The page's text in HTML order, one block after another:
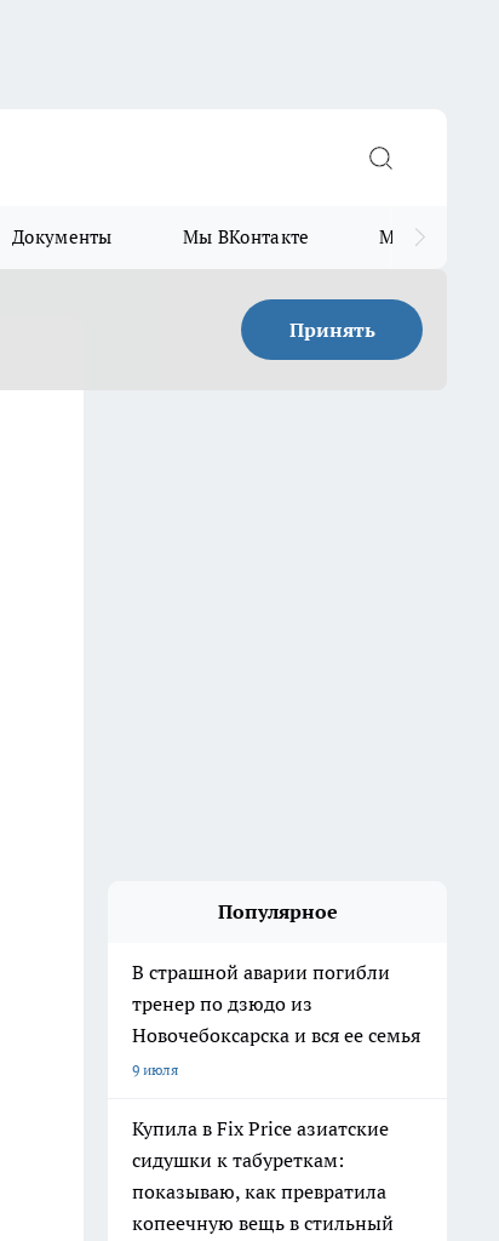
Документы Мы ВКонтакте Мы в
Принять
Популярное
В страшной аварии погибли
тренер по дзюдо из
Новочебоксарска и вся ее семья
9 июля
Купила в Fix Price азиатские
сидушки к табуреткам:
показываю, как превратила
копеечную вещь в стильный